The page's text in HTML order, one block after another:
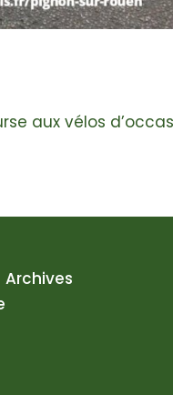
aux vélos
Archives